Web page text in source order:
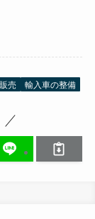
売 輸入車の整備